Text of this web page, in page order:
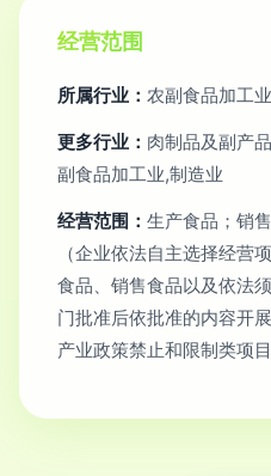
经营范围
所属行业： 农副食品加工业
更多行业： 肉制品及副产
副食品加工业,制造业
经营范围： 生产食品；销
（企业依法自主选择经营
食品、销售食品以及依法
门批准后依批准的内容开
产业政策禁止和限制类项